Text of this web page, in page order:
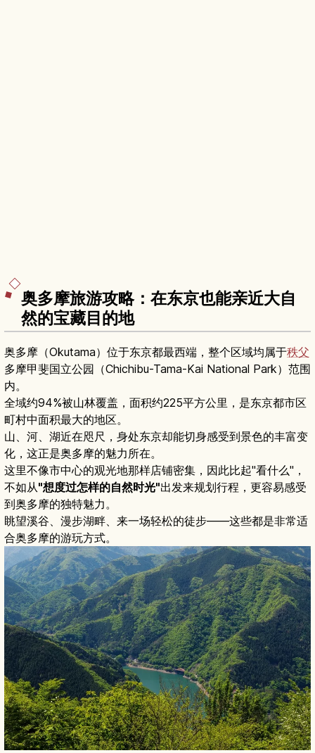
奥多摩旅游攻略：在东京也能亲近大自
然的宝藏目的地
奥多摩（Okutama）位于东京都最西端，整个区域均属于秩父
多摩甲斐国立公园（Chichibu-Tama-Kai National Park）范围
内。
全域约94%被山林覆盖，面积约225平方公里，是东京都市区
町村中面积最大的地区。
山、河、湖近在咫尺，身处东京却能切身感受到景色的丰富变
化，这正是奥多摩的魅力所在。
这里不像市中心的观光地那样店铺密集，因此比起"看什么"，
不如从"想度过怎样的自然时光"出发来规划行程，更容易感受
到奥多摩的独特魅力。
眺望溪谷、漫步湖畔、来一场轻松的徒步——这些都是非常适
合奥多摩的游玩方式。